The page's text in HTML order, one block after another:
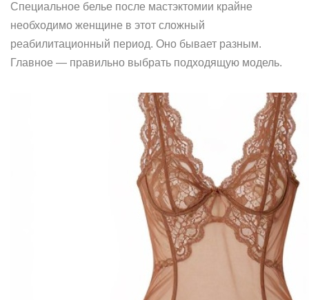
Специальное белье после мастэктомии крайне
необходимо женщине в этот сложный
реабилитационный период. Оно бывает разным.
Главное — правильно выбрать подходящую модель.